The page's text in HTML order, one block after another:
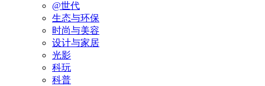
@世代
生态与环保
时尚与美容
设计与家居
光影
科玩
科普